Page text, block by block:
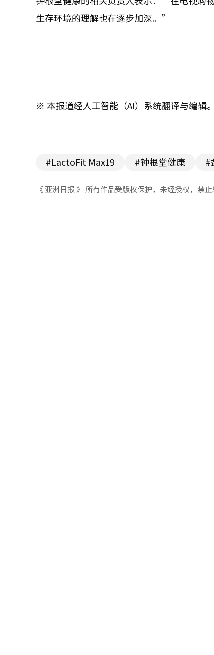
生存环境的理解也在逐步加深。”
※ 本报道经人工智能（AI）系统翻译与编辑。
#LactoFit Max19 #钟根堂健康 #
《 亚洲日报 》 所有作品受版权保护，未经授权，禁止